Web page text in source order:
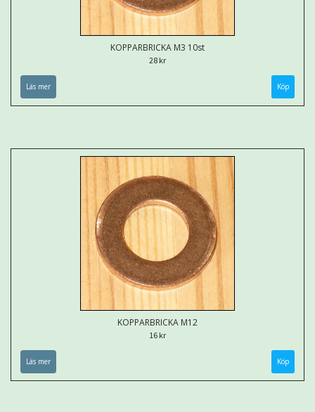
KOPPARBRICKA M3 10st
28 kr
Läs mer
KOPPARBRICKA M12
16 kr
Läs mer